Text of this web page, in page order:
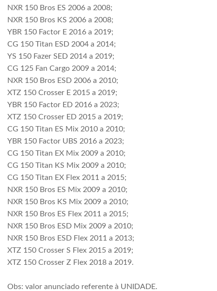
NXR 150 Bros ES 2006 a 2008;
NXR 150 Bros KS 2006 a 2008;
YBR 150 Factor E 2016 a 2019;
CG 150 Titan ESD 2004 a 2014;
YS 150 Fazer SED 2014 a 2019;
CG 125 Fan Cargo 2009 a 2014;
NXR 150 Bros ESD 2006 a 2010;
XTZ 150 Crosser E 2015 a 2019;
YBR 150 Factor ED 2016 a 2023;
XTZ 150 Crosser ED 2015 a 2019;
CG 150 Titan ES Mix 2010 a 2010;
YBR 150 Factor UBS 2016 a 2023;
CG 150 Titan EX Mix 2009 a 2010;
CG 150 Titan KS Mix 2009 a 2010;
CG 150 Titan EX Flex 2011 a 2015;
NXR 150 Bros ES Mix 2009 a 2010;
NXR 150 Bros KS Mix 2009 a 2010;
NXR 150 Bros ES Flex 2011 a 2015;
NXR 150 Bros ESD Mix 2009 a 2010;
NXR 150 Bros ESD Flex 2011 a 2013;
XTZ 150 Crosser S Flex 2015 a 2019;
XTZ 150 Crosser Z Flex 2018 a 2019.
Obs: valor anunciado referente à UNIDADE.